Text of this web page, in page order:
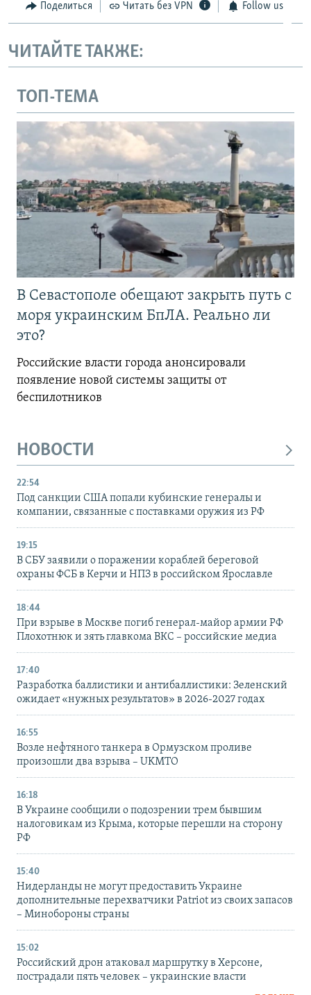
Поделиться Читать без VPN Follow us
ЧИТАЙТЕ ТАКЖЕ:
ТОП-ТЕМА
В Севастополе обещают закрыть путь с
моря украинским БпЛА. Реально ли
это?
Российские власти города анонсировали
появление новой системы защиты от
беспилотников
НОВОСТИ
22:54
Под санкции США попали кубинские генералы и
компании, связанные с поставками оружия из РФ
19:15
В СБУ заявили о поражении кораблей береговой
охраны ФСБ в Керчи и НПЗ в российском Ярославле
18:44
При взрыве в Москве погиб генерал-майор армии РФ
Плохотнюк и зять главкома ВКС – российские медиа
17:40
Разработка баллистики и антибаллистики: Зеленский
ожидает «нужных результатов» в 2026-2027 годах
16:55
Возле нефтяного танкера в Ормузском проливе
произошли два взрыва – UKMTO
16:18
В Украине сообщили о подозрении трем бывшим
налоговикам из Крыма, которые перешли на сторону
РФ
15:40
Нидерланды не могут предоставить Украине
дополнительные перехватчики Patriot из своих запасов
– Минобороны страны
15:02
Российский дрон атаковал маршрутку в Херсоне,
пострадали пять человек – украинские власти